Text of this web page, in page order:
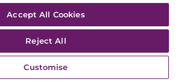
(o anacardos)
Accept All Cookies
Reject All
Customise